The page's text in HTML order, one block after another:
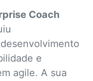
Coach
e
agile. A sua